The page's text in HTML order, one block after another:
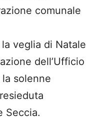
comunale
veglia di Natale
dell’Ufficio
solenne
Seccia.